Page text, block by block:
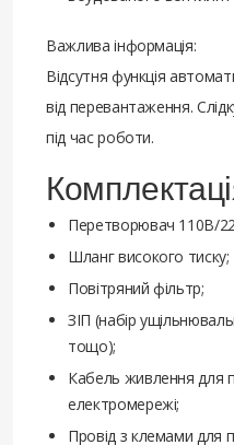
Важлива інформація:
Відсутня функція
від перевантаження.
під час роботи.
Перетворювач 110В/
Шланг високого тиску;
Повітряний фільтр;
ЗІП (набір
тощо);
Кабель живлення для
електромережі;
Провід з клемами для